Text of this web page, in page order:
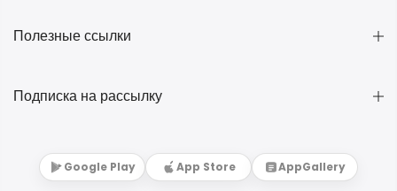
Полезные ссылки
Подписка на рассылку
Google Play App Store AppGallery